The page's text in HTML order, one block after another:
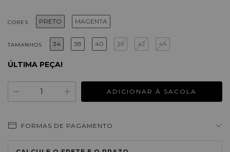
CORES PRETO MAGENTA
TAMANHOS 34 38 40 36 42 44
ÚLTIMA PEÇA!
FORMAS DE PAGAMENTO